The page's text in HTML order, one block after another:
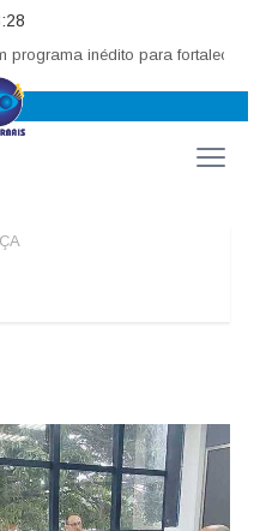
inédito para fortalecer